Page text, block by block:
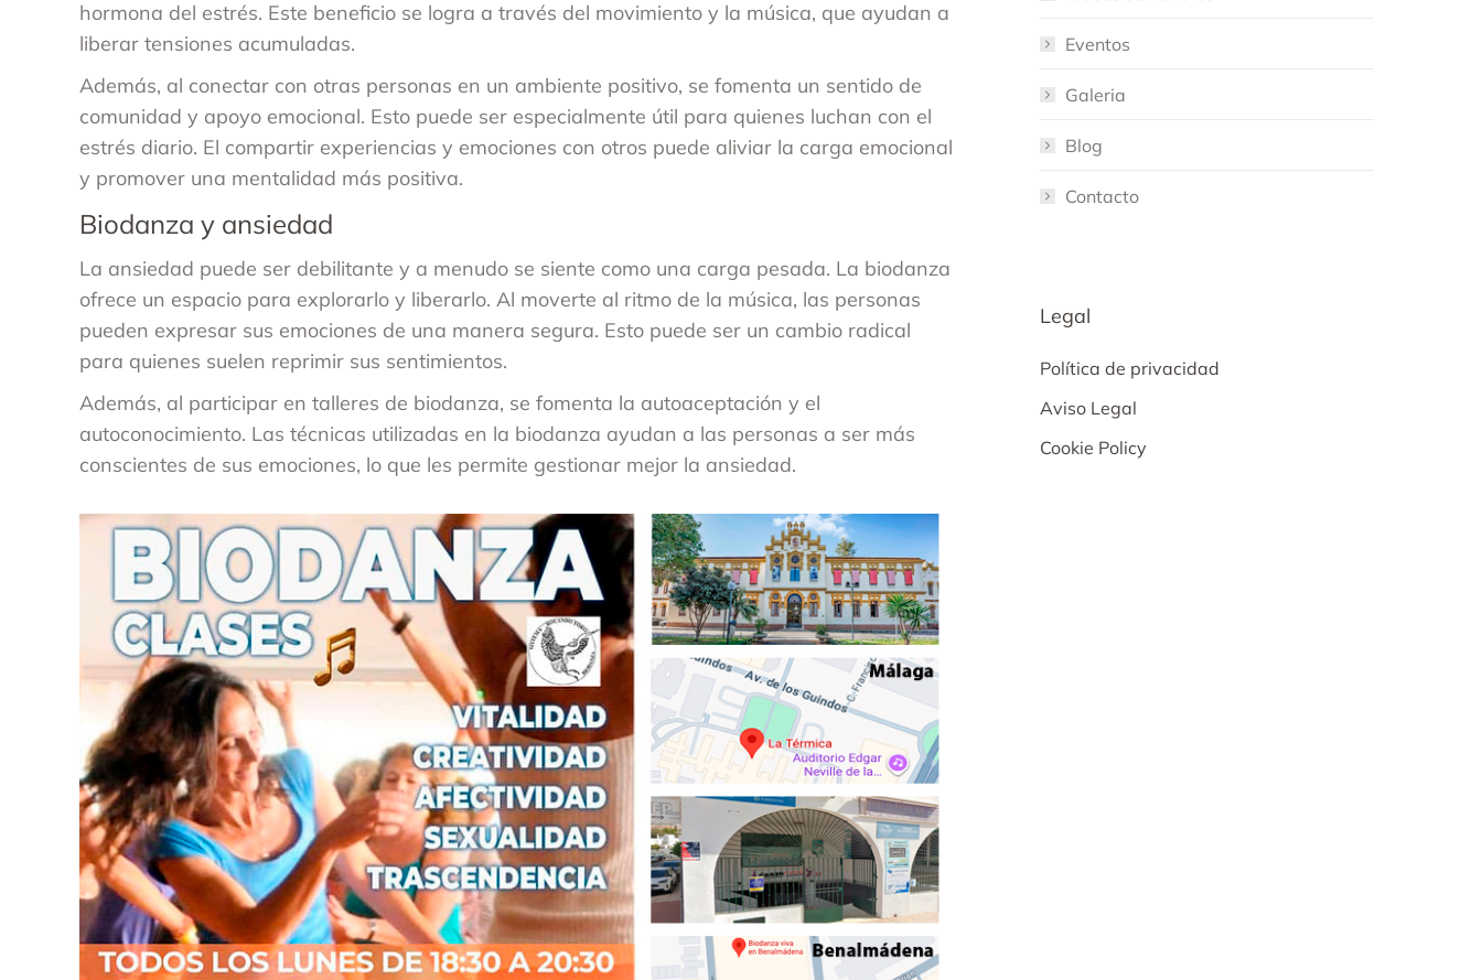
hormona del estrés. Este beneficio se logra a través del movimiento y la música, que ayudan a
liberar tensiones acumuladas.
Además, al conectar con otras personas en un ambiente positivo, se fomenta un sentido de
comunidad y apoyo emocional. Esto puede ser especialmente útil para quienes luchan con el
estrés diario. El compartir experiencias y emociones con otros puede aliviar la carga emocional
y promover una mentalidad más positiva.
Biodanza y ansiedad
La ansiedad puede ser debilitante y a menudo se siente como una carga pesada. La biodanza
ofrece un espacio para explorarlo y liberarlo. Al moverte al ritmo de la música, las personas
pueden expresar sus emociones de una manera segura. Esto puede ser un cambio radical
para quienes suelen reprimir sus sentimientos.
Además, al participar en talleres de biodanza, se fomenta la autoaceptación y el
autoconocimiento. Las técnicas utilizadas en la biodanza ayudan a las personas a ser más
conscientes de sus emociones, lo que les permite gestionar mejor la ansiedad.
Eventos
Galeria
Blog
Contacto
Legal
Política de privacidad
Aviso Legal
Cookie Policy